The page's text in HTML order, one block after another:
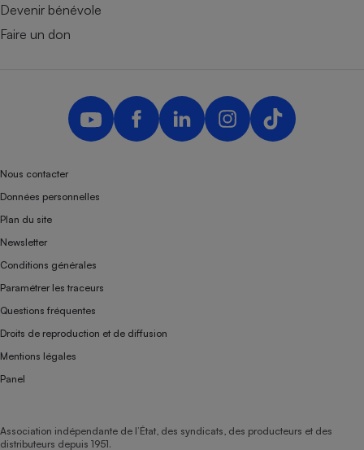
Devenir bénévole
Faire un don
Nous contacter
Données personnelles
Plan du site
Newsletter
Conditions générales
Paramétrer les traceurs
Questions fréquentes
Droits de reproduction et de diffusion
Mentions légales
Panel
Association indépendante de l’État, des syndicats, des producteurs et des
distributeurs depuis 1951.